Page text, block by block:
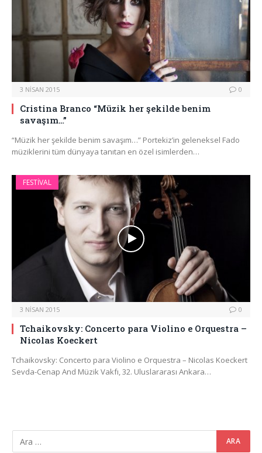
3 NISAN 2015 0
Cristina Branco “Müzik her şekilde benim
savaşım…”
“Müzik her şekilde benim savaşım…” Portekiz’in geleneksel Fado
müziklerini tüm dünyaya tanıtan en özel isimlerden…
FESTIVAL
3 NISAN 2015 0
Tchaikovsky: Concerto para Violino e Orquestra –
Nicolas Koeckert
Tchaikovsky: Concerto para Violino e Orquestra – Nicolas Koeckert
Sevda-Cenap And Müzik Vakfı, 32. Uluslararası Ankara…